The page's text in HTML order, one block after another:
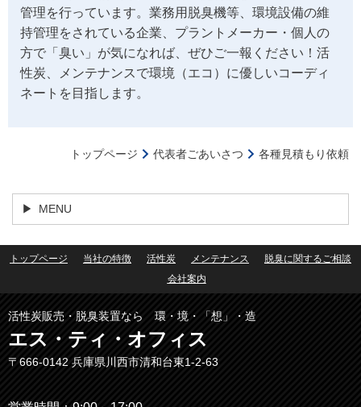
管理を行っています。業務用脱臭機等、環境設備の維
持管理をされている企業、プラントメーカー・個人の
方で「臭い」が気になれば、ぜひご一報ください！活
性炭、メンテナンスで環境（エコ）に優しいコーディ
ネートを目指します。
トップページ 代表者ごあいさつ 各種見積もり依頼
MENU
トップページ 当社の特徴 活性炭 メンテナンス
脱臭に関するご相談
会社案内
活性炭販売・脱臭装置なら 環・境・「想」・造
エス・ティ・オフィス
〒666-0142 兵庫県川西市清和台東1‐2‐63